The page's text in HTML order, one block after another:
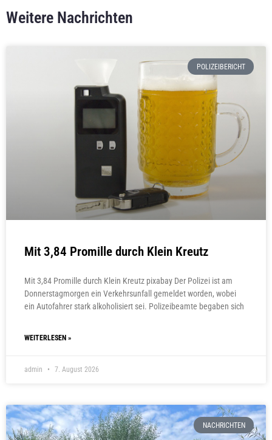
Weitere Nachrichten
POLIZEIBERICHT
Mit 3,84 Promille durch Klein Kreutz
Mit 3,84 Promille durch Klein Kreutz pixabay Der Polizei ist am
Donnerstagmorgen ein Verkehrsunfall gemeldet worden, wobei
ein Autofahrer stark alkoholisiert sei. Polizeibeamte begaben sich
WEITERLESEN »
admin 7. August 2026
NACHRICHTEN